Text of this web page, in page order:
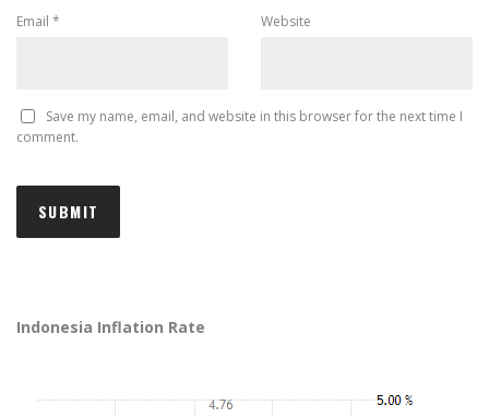
Email * Website
Save my name, email, and website in this browser for the next time I
comment.
Indonesia Inflation Rate